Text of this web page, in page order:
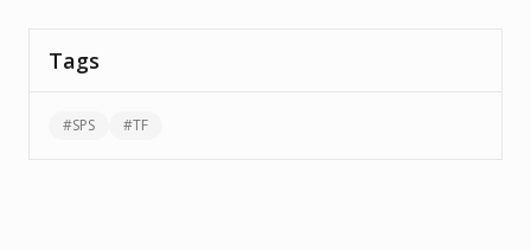
Tags
#SPS #TF